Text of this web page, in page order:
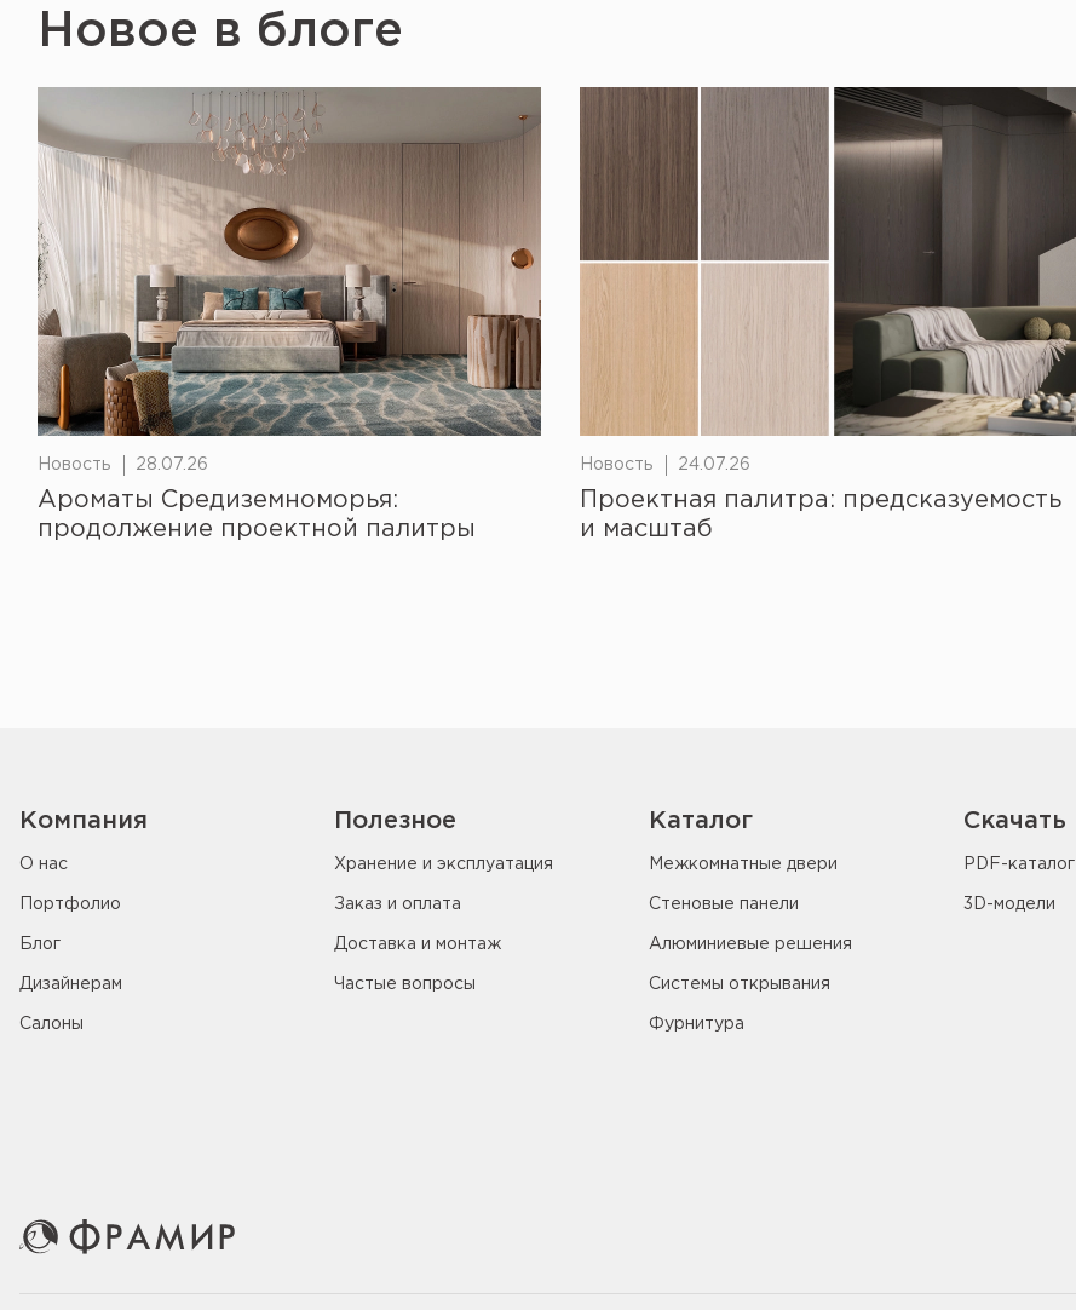
Новое в блоге
Новость 28.07.26
Ароматы Средиземноморья:
продолжение проектной палитры
Новость 24.07.26
Проектная палитра: предсказуемость
и масштаб
Компания
О нас
Портфолио
Блог
Дизайнерам
Салоны
Полезное
Хранение и эксплуатация
Заказ и оплата
Доставка и монтаж
Частые вопросы
Каталог
Межкомнатные двери
Стеновые панели
Алюминиевые решения
Системы открывания
Фурнитура
Скачать
PDF-каталог
3D-модели